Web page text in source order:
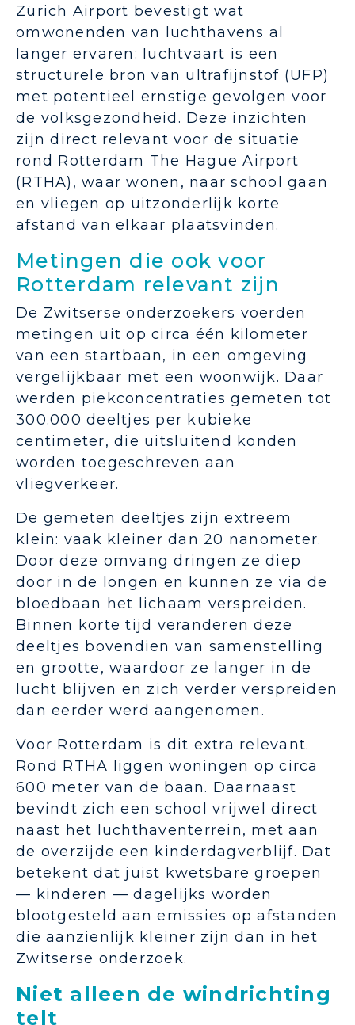
Zürich Airport bevestigt wat
omwonenden van luchthavens al
langer ervaren: luchtvaart is een
structurele bron van ultrafijnstof (UFP)
met potentieel ernstige gevolgen voor
de volksgezondheid. Deze inzichten
zijn direct relevant voor de situatie
rond Rotterdam The Hague Airport
(RTHA), waar wonen, naar school gaan
en vliegen op uitzonderlijk korte
afstand van elkaar plaatsvinden.
Metingen die ook voor
Rotterdam relevant zijn
De Zwitserse onderzoekers voerden
metingen uit op circa één kilometer
van een startbaan, in een omgeving
vergelijkbaar met een woonwijk. Daar
werden piekconcentraties gemeten tot
300.000 deeltjes per kubieke
centimeter, die uitsluitend konden
worden toegeschreven aan
vliegverkeer.
De gemeten deeltjes zijn extreem
klein: vaak kleiner dan 20 nanometer.
Door deze omvang dringen ze diep
door in de longen en kunnen ze via de
bloedbaan het lichaam verspreiden.
Binnen korte tijd veranderen deze
deeltjes bovendien van samenstelling
en grootte, waardoor ze langer in de
lucht blijven en zich verder verspreiden
dan eerder werd aangenomen.
Voor Rotterdam is dit extra relevant.
Rond RTHA liggen woningen op circa
600 meter van de baan. Daarnaast
bevindt zich een school vrijwel direct
naast het luchthaventerrein, met aan
de overzijde een kinderdagverblijf. Dat
betekent dat juist kwetsbare groepen
— kinderen — dagelijks worden
blootgesteld aan emissies op afstanden
die aanzienlijk kleiner zijn dan in het
Zwitserse onderzoek.
Niet alleen de windrichting
telt